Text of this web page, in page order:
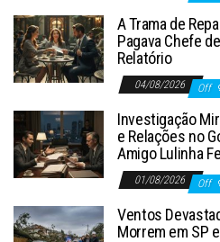
A Trama de
Pagava Chefe
Relatório
04/08/2026 Off
Investigação
e Relações no
Amigo Lulinha
01/08/2026 Off
Ventos
Morrem em SP